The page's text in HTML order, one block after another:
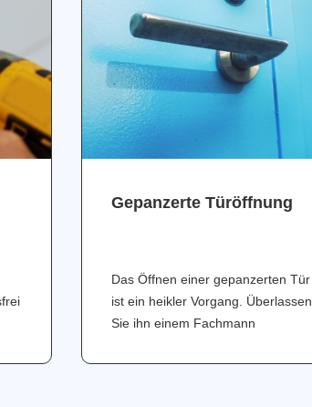
Gepanzerte Türöffnung
Das Öffnen einer gepanzerten Tür
ist ein heikler Vorgang. Überlassen
Sie ihn einem Fachmann